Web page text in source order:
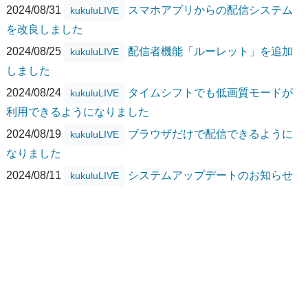
2024/08/31
kukuluLIVE
スマホアプリからの配信システム
を改良しました
2024/08/25
kukuluLIVE
配信者機能「ルーレット」を追加
しました
2024/08/24
kukuluLIVE
タイムシフトでも低画質モードが
利用できるようになりました
2024/08/19
kukuluLIVE
ブラウザだけで配信できるように
なりました
2024/08/11
kukuluLIVE システムアップデートのお知らせ